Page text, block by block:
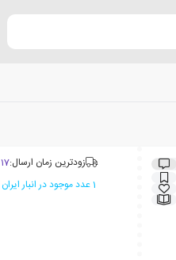
زودترین زمان ارسال:17 مرداد
1 عدد موجود در انبار ایران کتاب